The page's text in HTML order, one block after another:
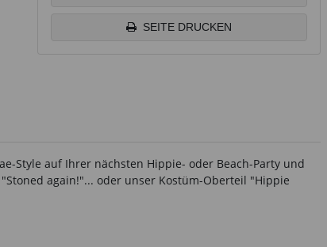
SEITE DRUCKEN
Style auf Ihrer nächsten Hippie- oder Beach-Party und
again!"... oder unser Kostüm-Oberteil "Hippie